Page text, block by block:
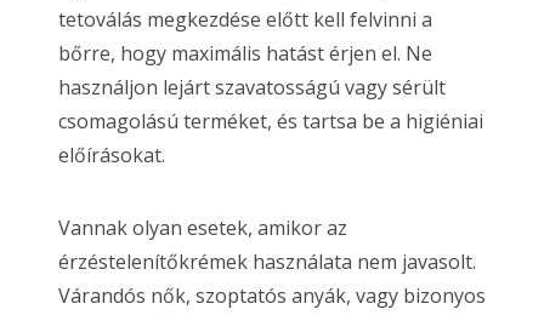
tetoválás megkezdése előtt kell felvinni a
bőrre, hogy maximális hatást érjen el. Ne
használjon lejárt szavatosságú vagy sérült
csomagolású terméket, és tartsa be a higiéniai
előírásokat.
Vannak olyan esetek, amikor az
érzéstelenítőkrémek használata nem javasolt.
Várandós nők, szoptatós anyák, vagy bizonyos